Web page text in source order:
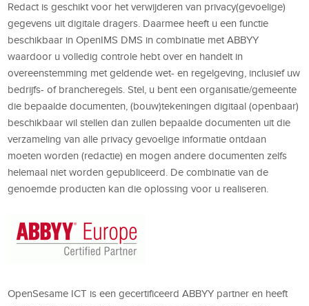
Redact is geschikt voor het verwijderen van privacy(gevoelige)
gegevens uit digitale dragers. Daarmee heeft u een functie
beschikbaar in OpenIMS DMS in combinatie met ABBYY
waardoor u volledig controle hebt over en handelt in
overeenstemming met geldende wet- en regelgeving, inclusief uw
bedrijfs- of brancheregels. Stel, u bent een organisatie/gemeente
die bepaalde documenten, (bouw)tekeningen digitaal (openbaar)
beschikbaar wil stellen dan zullen bepaalde documenten uit die
verzameling van alle privacy gevoelige informatie ontdaan
moeten worden (redactie) en mogen andere documenten zelfs
helemaal niet worden gepubliceerd. De combinatie van de
genoemde producten kan die oplossing voor u realiseren.
OpenSesame ICT is een gecertificeerd ABBYY partner en heeft